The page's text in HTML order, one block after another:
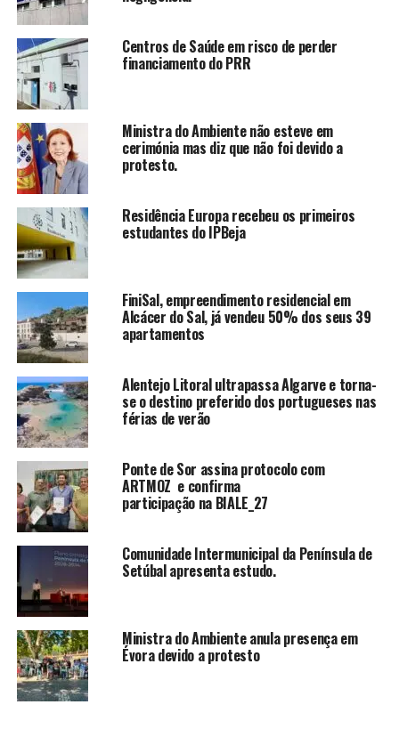
Centros de Saúde em risco de perder
financiamento do PRR
Ministra do Ambiente não esteve em
cerimónia mas diz que não foi devido a
protesto.
Residência Europa recebeu os primeiros
estudantes do IPBeja
FiniSal, empreendimento residencial em
Alcácer do Sal, já vendeu 50% dos seus 39
apartamentos
Alentejo Litoral ultrapassa Algarve e torna-
se o destino preferido dos portugueses nas
férias de verão
Ponte de Sor assina protocolo com
ARTMOZ e confirma
participação na BIALE_27
Comunidade Intermunicipal da Península de
Setúbal apresenta estudo.
Ministra do Ambiente anula presença em
Évora devido a protesto